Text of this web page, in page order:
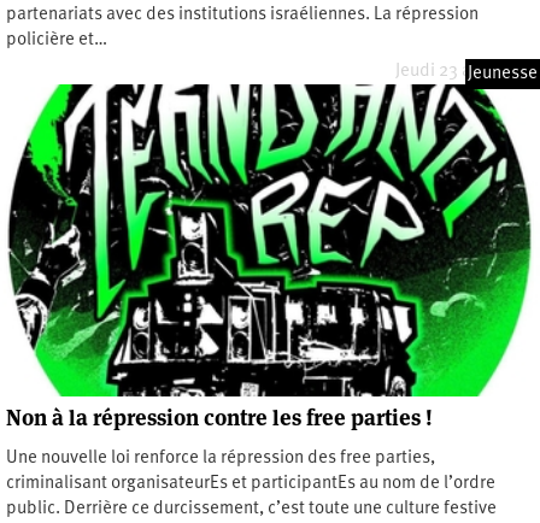
partenariats avec des institutions israéliennes. La répression
policière et…
Jeudi 23 avril 2026
Jeunesse
Non à la répression contre les free parties !
Une nouvelle loi renforce la répression des free parties,
criminalisant organisateurEs et participantEs au nom de l’ordre
public. Derrière ce durcissement, c’est toute une culture festive